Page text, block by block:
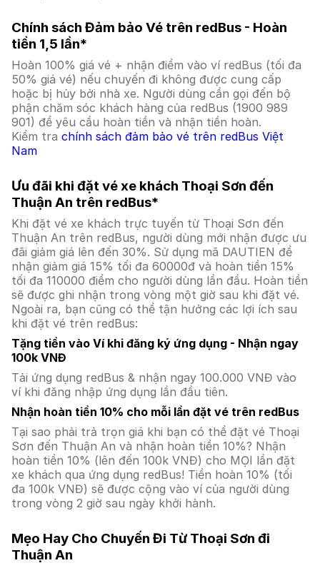
Chính sách Đảm bảo Vé trên redBus - Hoàn
tiền 1,5 lần*
Hoàn 100% giá vé + nhận điểm vào ví redBus (tối đa
50% giá vé) nếu chuyến đi không được cung cấp
hoặc bị hủy bởi nhà xe. Người dùng cần gọi đến bộ
phận chăm sóc khách hàng của redBus (1900 989
901) để yêu cầu hoàn tiền và nhận tiền hoàn.
Kiểm tra chính sách đảm bảo vé trên redBus Việt
Nam
Ưu đãi khi đặt vé xe khách Thoại Sơn đến
Thuận An trên redBus*
Khi đặt vé xe khách trực tuyến từ Thoại Sơn đến
Thuận An trên redBus, người dùng mới nhận được ưu
đãi giảm giá lên đến 30%. Sử dụng mã DAUTIEN để
nhận giảm giá 15% tối đa 60000đ và hoàn tiền 15%
tối đa 110000 điểm cho người dùng lần đầu. Hoàn tiền
sẽ được ghi nhận trong vòng một giờ sau khi đặt vé.
Ngoài ra, bạn cũng có thể tận hưởng các lợi ích sau
khi đặt vé trên redBus:
Tặng tiền vào Ví khi đăng ký ứng dụng - Nhận ngay
100k VNĐ
Tải ứng dụng redBus & nhận ngay 100.000 VNĐ vào
ví khi đăng nhập ứng dụng lần đầu tiên.
Nhận hoàn tiền 10% cho mỗi lần đặt vé trên redBus
Tại sao phải trả trọn giá khi bạn có thể đặt vé Thoại
Sơn đến Thuận An và nhận hoàn tiền 10%? Nhận
hoàn tiền 10% (lên đến 100k VNĐ) cho MỌI lần đặt
xe khách qua ứng dụng redBus! Tiền hoàn 10% (tối
đa 100k VNĐ) sẽ được cộng vào ví của người dùng
trong vòng 2 giờ sau ngày khởi hành.
Mẹo Hay Cho Chuyến Đi Từ Thoại Sơn đi
Thuận An